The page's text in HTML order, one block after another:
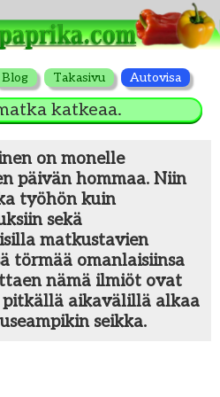
Blog Takasivu Autovisa
katkeaa.
on monelle
päivän hommaa. Niin
työhön kuin
sekä
matkustavien
törmää omanlaisiinsa
nämä ilmiöt ovat
aikavälillä alkaa
seikka.